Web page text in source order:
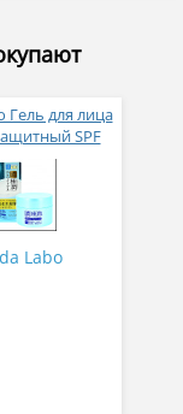
Гель для лица
SPF
в 1 100 мл
Labo